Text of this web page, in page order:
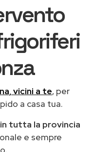
vicini a te, per
a casa tua.
tutta la provincia
e sempre